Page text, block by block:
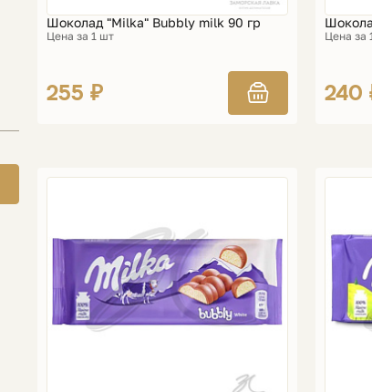
Шоколад "Milka" Bubbly milk 90 гр
Цена за 1 шт
255 ₽
Цена за
240